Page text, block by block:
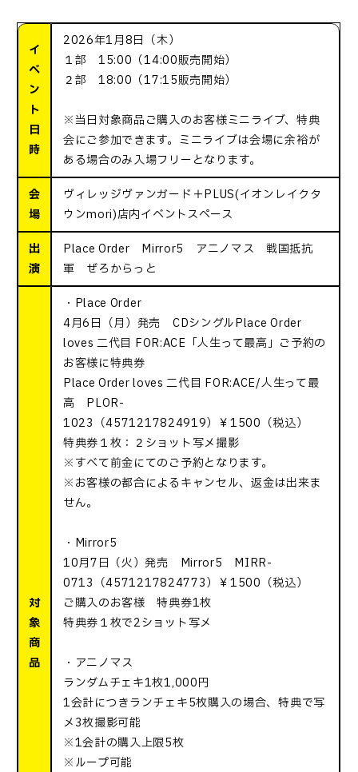
イ
ベ
ン
ト
日
時
2026年1月8日（木）
１部 15:00（14:00販売開始）
２部 18:00（17:15販売開始）
※当日対象商品ご購入のお客様ミニライブ、特典
会にご参加できます。ミニライブは会場に余裕が
ある場合のみ入場フリーとなります。
会
場
ヴィレッジヴァンガード＋PLUS(イオンレイクタ
ウンmori)店内イベントスペース
出
演
Place Order Mirror5 アニノマス 戦国抵抗
軍 ぜろからっと
対
象
商
品
・Place Order
4月6日（月）発売 CDシングルPlace Order
loves 二代目 FOR:ACE「人生って最高」ご予約の
お客様に特典券
Place Order loves 二代目 FOR:ACE/人生って最
高 PLOR-
1023（4571217824919）￥1500（税込）
特典券１枚：２ショット写メ撮影
※すべて前金にてのご予約となります。
※お客様の都合によるキャンセル、返金は出来ま
せん。
・Mirror5
10月7日（火）発売 Mirror5 MIRR-
0713（4571217824773）￥1500（税込）
ご購入のお客様 特典券1枚
特典券１枚で2ショット写メ
・アニノマス
ランダムチェキ1枚1,000円
1会計につきランチェキ5枚購入の場合、特典で写
メ3枚撮影可能
※1会計の購入上限5枚
※ループ可能